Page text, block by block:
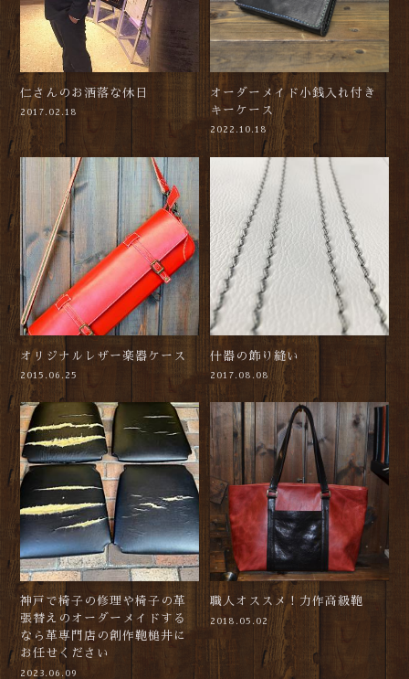
仁さんのお洒落な休日
2017.02.18
オーダーメイド小銭入れ付き
キーケース
2022.10.18
オリジナルレザー楽器ケース
2015.06.25
什器の飾り縫い
2017.08.08
神戸で椅子の修理や椅子の革
張替えのオーダーメイドする
なら革専門店の創作鞄槌井に
お任せください
2023.06.09
職人オススメ！力作高級鞄
2018.05.02